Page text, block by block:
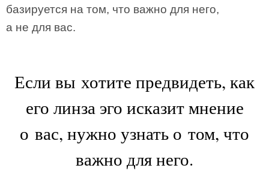
базируется на том, что важно для него,
а не для вас.
Если вы хотите предвидеть, как
его линза эго исказит мнение
о вас, нужно узнать о том, что
важно для него.